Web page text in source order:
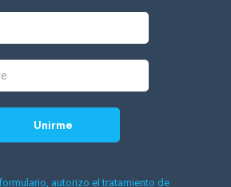
autorizo el tratamiento de